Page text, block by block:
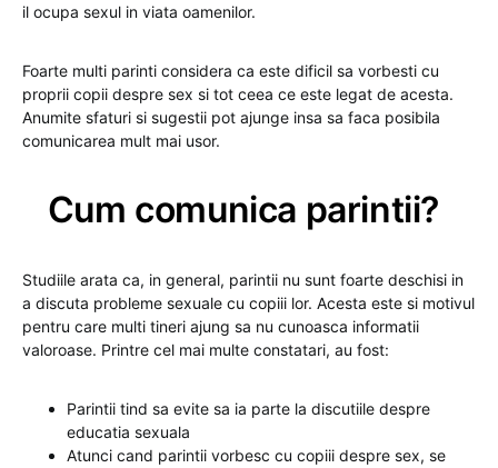
il ocupa sexul in viata oamenilor.
Foarte multi parinti considera ca este dificil sa vorbesti cu
proprii copii despre sex si tot ceea ce este legat de acesta.
Anumite sfaturi si sugestii pot ajunge insa sa faca posibila
comunicarea mult mai usor.
Cum comunica parintii?
Studiile arata ca, in general, parintii nu sunt foarte deschisi in
a discuta probleme sexuale cu copiii lor. Acesta este si motivul
pentru care multi tineri ajung sa nu cunoasca informatii
valoroase. Printre cel mai multe constatari, au fost:
Parintii tind sa evite sa ia parte la discutiile despre
educatia sexuala
Atunci cand parintii vorbesc cu copiii despre sex, se